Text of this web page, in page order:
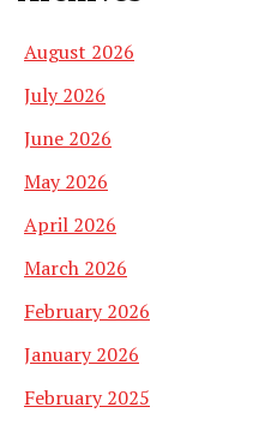
August 2026
July 2026
June 2026
May 2026
April 2026
March 2026
February 2026
January 2026
February 2025